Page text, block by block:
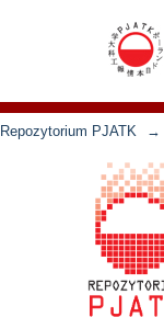
Repozytorium PJATK →